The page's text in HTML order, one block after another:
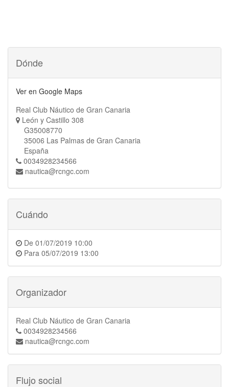
Dónde
Ver en Google Maps
Real Club Náutico de Gran Canaria
León y Castillo 308
G35008770
35006 Las Palmas de Gran Canaria
España
0034928234566
nautica@rcngc.com
Cuándo
De 01/07/2019 10:00
Para 05/07/2019 13:00
Organizador
Real Club Náutico de Gran Canaria
0034928234566
nautica@rcngc.com
Flujo social